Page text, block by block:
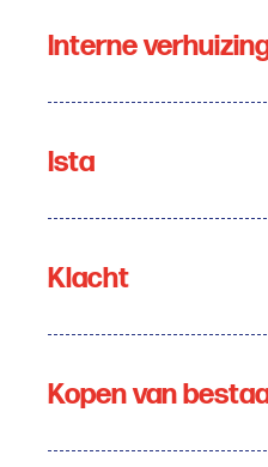
Interne
Ista
Klacht
Kopen van